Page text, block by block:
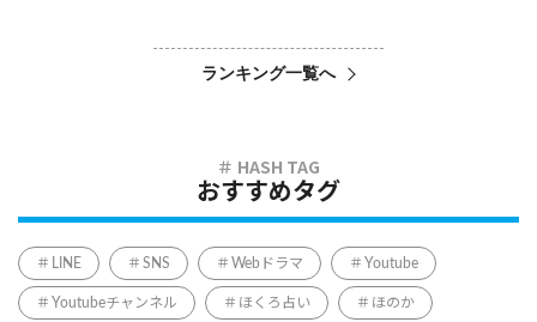
ランキング一覧へ
おすすめタグ
LINE SNS Webドラマ Youtube
Youtubeチャンネル ほくろ占い ほのか